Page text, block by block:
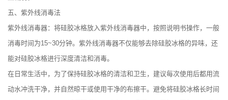
五、紫外线消毒法
紫外线消毒器：将硅胶冰格放入紫外线消毒器中，按照说明书操作，一般
消毒时间为15~30分钟。紫外线消毒器不仅能够去除硅胶冰格的异味，还
能对硅胶冰格进行深度清洁和消毒。
在日常生活中，为了保持硅胶冰格的清洁和卫生，建议每次使用后都用流
动水冲洗干净，并自然晾干或使用干净的布擦干。避免将硅胶冰格长时间